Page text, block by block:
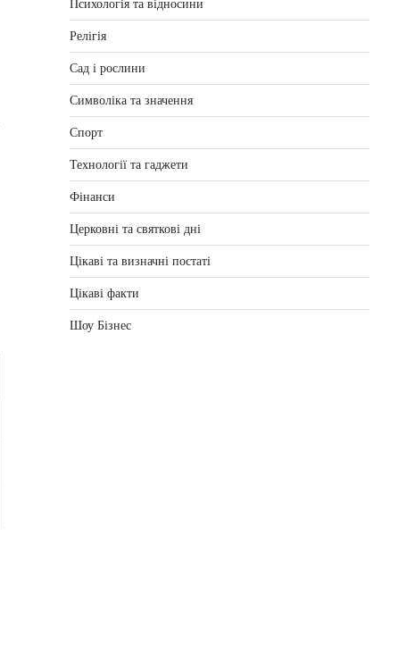
Психологія та відносини
Релігія
Сад і рослини
Символіка та значення
Спорт
Технології та гаджети
Фінанси
Церковні та святкові дні
Цікаві та визначні постаті
Цікаві факти
Шоу Бізнес